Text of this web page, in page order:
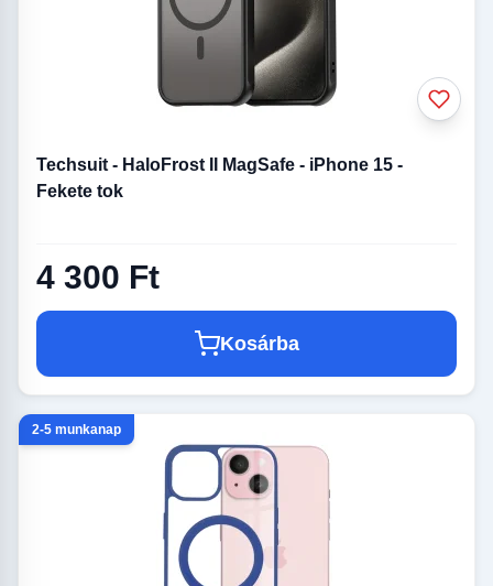
Techsuit - HaloFrost II MagSafe - iPhone 15 -
Fekete tok
4 300 Ft
Kosárba
2-5 munkanap